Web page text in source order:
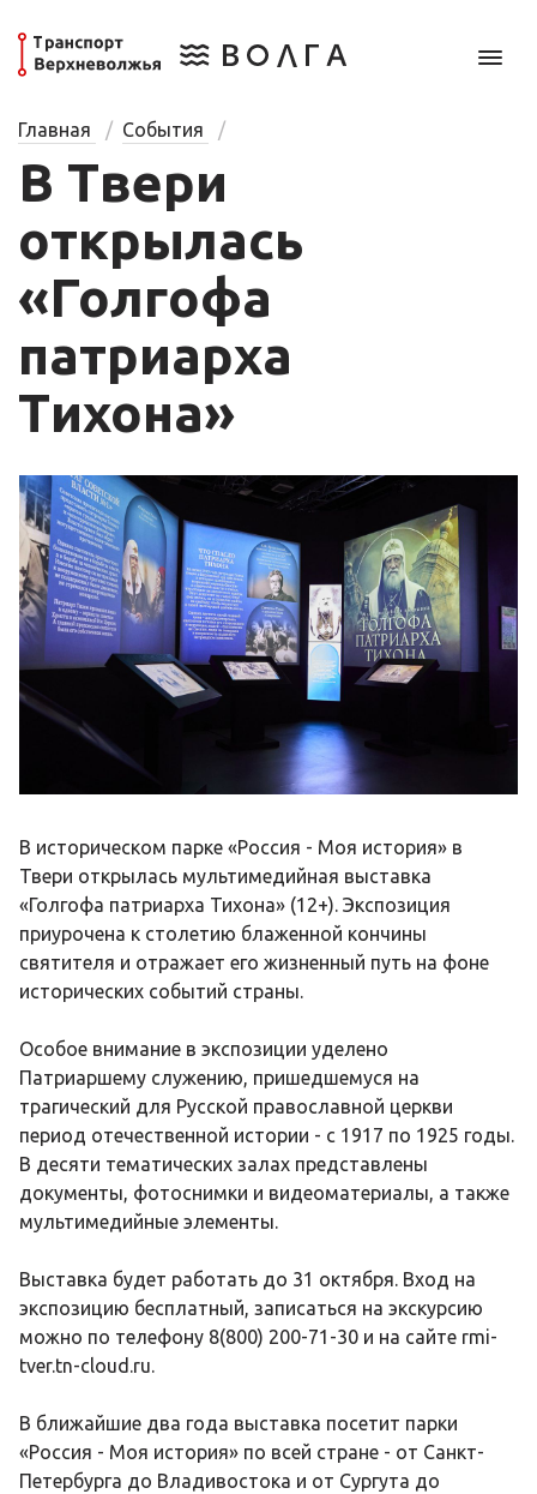
Главная События
В Твери
открылась
«Голгофа
патриарха
Тихона»
В историческом парке «Россия - Моя история» в
Твери открылась мультимедийная выставка
«Голгофа патриарха Тихона» (12+). Экспозиция
приурочена к столетию блаженной кончины
святителя и отражает его жизненный путь на фоне
исторических событий страны.
Особое внимание в экспозиции уделено
Патриаршему служению, пришедшемуся на
трагический для Русской православной церкви
период отечественной истории - с 1917 по 1925 годы.
В десяти тематических залах представлены
документы, фотоснимки и видеоматериалы, а также
мультимедийные элементы.
Выставка будет работать до 31 октября. Вход на
экспозицию бесплатный, записаться на экскурсию
можно по телефону 8(800) 200-71-30 и на сайте rmi-
tver.tn-cloud.ru.
В ближайшие два года выставка посетит парки
«Россия - Моя история» по всей стране - от Санкт-
Петербурга до Владивостока и от Сургута до